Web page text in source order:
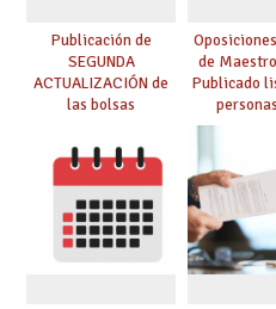
Publicación de
SEGUNDA
ACTUALIZACIÓN de
las bolsas
Cuerpo de Maestros
de especialidades
convocadas a
oposición
de
Publicado
adquieren